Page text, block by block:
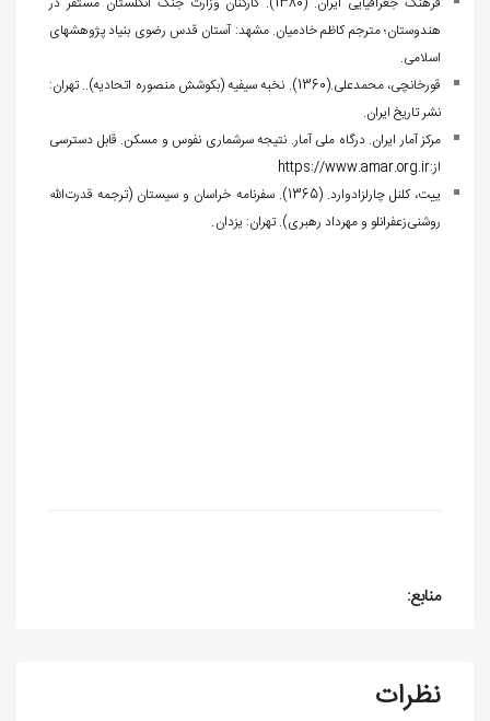
ه‍ن‍دوس‍ت‍ان‌؛ م‍ت‍رج‍م‌ ک‍اظم‌ خ‍ادم‍ی‍ان‌. م‍ش‍ه‍د: آس‍ت‍ان‌ ق‍دس‌ رض‍وی‌ ب‍ن‍ی‍اد پ‍ژوه‍ش‍ه‍ای‌
اس‍لام‍ی. ‌
قورخانچی، محمدعلی.(1360). نخبه سیفیه (بکوشش منصوره اتحادیه).. تهران:
نشر تاریخ ایران.
مرکز آمار ایران. درگاه ملی آمار. نتیجه سرشماری نفوس و مسکن. قابل دسترسی
از:https://www.amar.org.ir
ییت، کلنل چارلزادوارد. (1365). سفرنامه خراسان و سیستان (ترجمه قدرت‌الله
روشنی‌زعفرانلو و مهرداد رهبری). تهران: یزدان.
منابع:
نظرات